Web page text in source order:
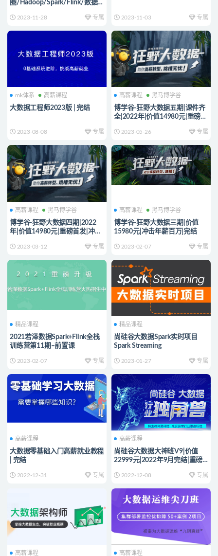
圈/Hadoop/Spark/Flink/数据
+资料(40G) 价值9800元
2023-11-28 专属 2023-11-03 专属
mk体系 高薪课程
大数据工程师2023版 | 完结
2023-08-08 专属
高薪课程 黑马博学谷
博学谷-狂野大数据五期|课件齐
全|2022年|价值14980元|重磅首
2023-05-26 专属
高薪课程 黑马博学谷
博学谷-狂野大数据四期|2022
年|价值14980元|重磅首发|冲击
2023-03-12 专属
高薪课程 黑马博学谷
博学谷-狂野大数据三期|价值
15980元|冲击年薪百万|完结
2023-02-07 专属
精品课程
2021若泽数据Spark+Flink全栈
训练营第11期–前置课
2023-02-07 专属
精品课程
尚硅谷大数据Spark实时项目
Spark Streaming
2023-01-27 专属
高薪课程
大数据零基础入门高薪就业教程
| 完结
2022-12-31 专属
高薪课程
尚硅谷大数据大神班V9|价值
22999元|2022年9月完结|重磅
2022-12-08 专属
高薪课程 高薪课程